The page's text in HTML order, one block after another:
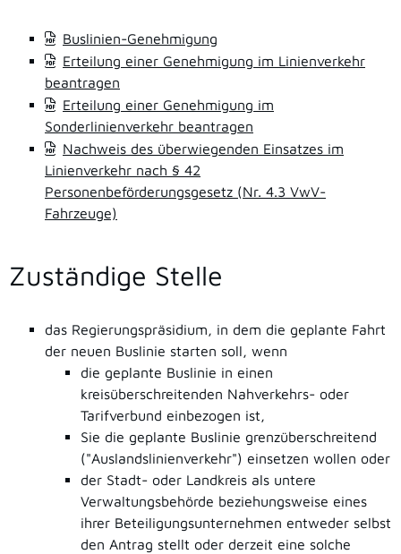
Buslinien-Genehmigung
Erteilung einer Genehmigung im Linienverkehr
beantragen
Erteilung einer Genehmigung im
Sonderlinienverkehr beantragen
Nachweis des überwiegenden Einsatzes im
Linienverkehr nach § 42
Personenbeförderungsgesetz (Nr. 4.3 VwV-
Fahrzeuge)
Zuständige Stelle
das Regierungspräsidium, in dem die geplante Fahrt
der neuen Buslinie starten soll, wenn
die geplante Buslinie in einen
kreisüberschreitenden Nahverkehrs- oder
Tarifverbund einbezogen ist,
Sie die geplante Buslinie grenzüberschreitend
("Auslandslinienverkehr") einsetzen wollen oder
der Stadt- oder Landkreis als untere
Verwaltungsbehörde beziehungsweise eines
ihrer Beteiligungsunternehmen entweder selbst
den Antrag stellt oder derzeit eine solche